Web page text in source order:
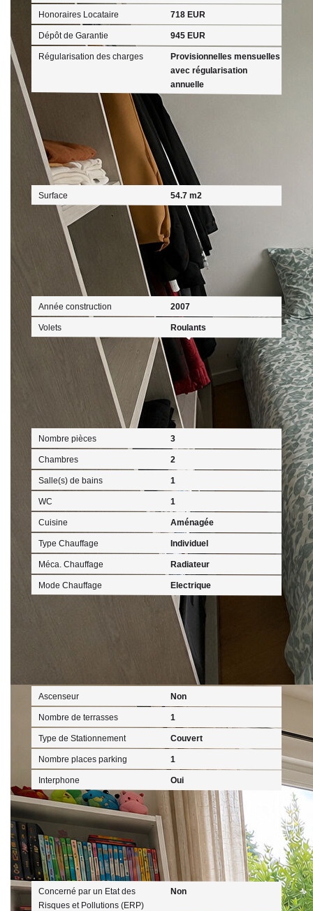
Honoraires Locataire 718 EUR
Dépôt de Garantie 945 EUR
Régularisation des charges
Provisionnelles mensuelles
avec régularisation
annuelle
Surfaces
Surface 54.7 m2
Extérieur
Année construction 2007
Volets Roulants
Nombre pièces 3
Chambres 2
Salle(s) de bains 1
WC 1
Cuisine Aménagée
Type Chauffage Individuel
Méca. Chauffage Radiateur
Mode Chauffage Electrique
Ascenseur Non
Nombre de terrasses 1
Type de Stationnement Couvert
Nombre places parking 1
Interphone Oui
Diagnostics
Concerné par un Etat des
Risques et Pollutions (ERP)
Non